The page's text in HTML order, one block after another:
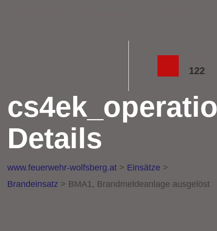
122
Details
www.feuerwehr-wolfsberg.at > Einsätze >
Brandeinsatz > BMA1, Brandmeldeanlage ausgelöst